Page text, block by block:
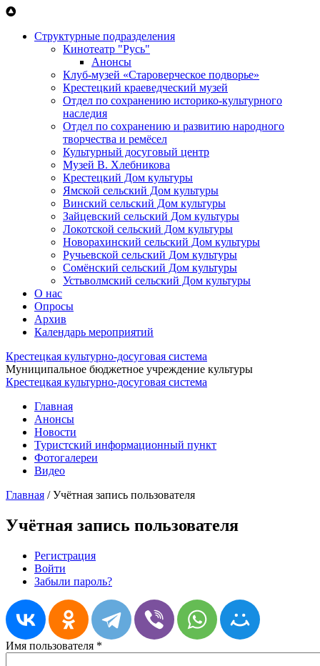
Перейти к основному содержанию
Структурные подразделения
Кинотеатр "Русь"
Анонсы
Клуб-музей «Староверческое подворье»
Крестецкий краеведческий музей
Отдел по сохранению историко-культурного
наследия
Отдел по сохранению и развитию народного
творчества и ремёсел
Культурный досуговый центр
Музей В. Хлебникова
Крестецкий Дом культуры
Ямской сельский Дом культуры
Винский сельский Дом культуры
Зайцевский сельский Дом культуры
Локотской сельский Дом культуры
Новорахинский сельский Дом культуры
Ручьевской сельский Дом культуры
Сомёнский сельский Дом культуры
Устьволмский сельский Дом культуры
О нас
Опросы
Архив
Календарь мероприятий
Крестецкая культурно-досуговая система
Муниципальное бюджетное учреждение культуры
Крестецкая культурно-досуговая система
Главная
Анонсы
Новости
Туристский информационный пункт
Фотогалереи
Видео
Главная /Учётная запись пользователя
Учётная запись пользователя
Главные вкладки
Регистрация
Войти
Забыли пароль?
Имя пользователя *